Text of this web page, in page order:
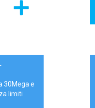
30Mega e
limiti